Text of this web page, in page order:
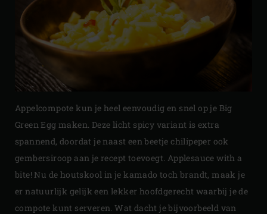
Appelcompote kun je heel eenvoudig en snel op je Big
Green Egg maken. Deze licht spicy variant is extra
spannend, doordat je naast een beetje chilipeper ook
gembersiroop aan je recept toevoegt. Applesauce with a
bite! Nu de houtskool in je kamado toch brandt, maak je
er natuurlijk gelijk een lekker hoofdgerecht waarbij je de
compote kunt serveren. Wat dacht je bijvoorbeeld van